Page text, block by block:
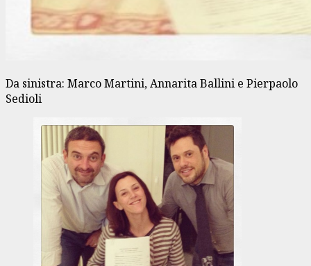
Da sinistra: Marco Martini, Annarita Ballini e Pierpaolo
Sedioli